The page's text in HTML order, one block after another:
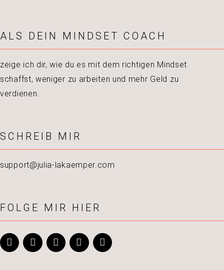
ALS DEIN MINDSET COACH
zeige ich dir, wie du es mit dem richtigen Mindset
schaffst, weniger zu arbeiten und mehr Geld zu
verdienen.
SCHREIB MIR
support@julia-lakaemper.com
FOLGE MIR HIER